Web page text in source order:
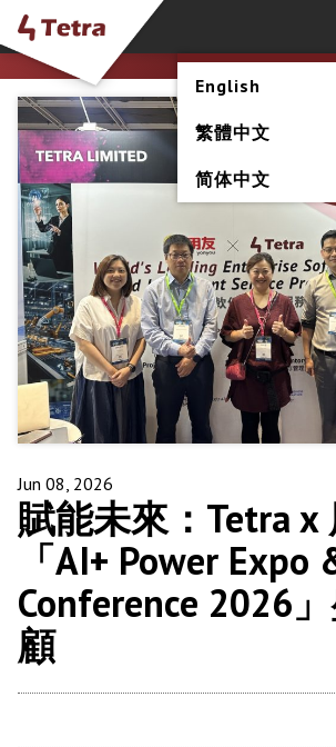
English
繁體中文
简体中文
Home 消
Jun 08, 2026
賦能未來：Tetra x
「AI+ Power Expo
Conference 2026
顧